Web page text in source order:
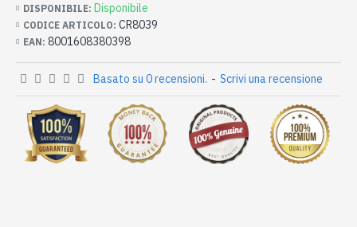
DISPONIBILE: Disponibile
CODICE ARTICOLO: CR8039
EAN: 8001608380398
Basato su 0 recensioni. - Scrivi una recensione